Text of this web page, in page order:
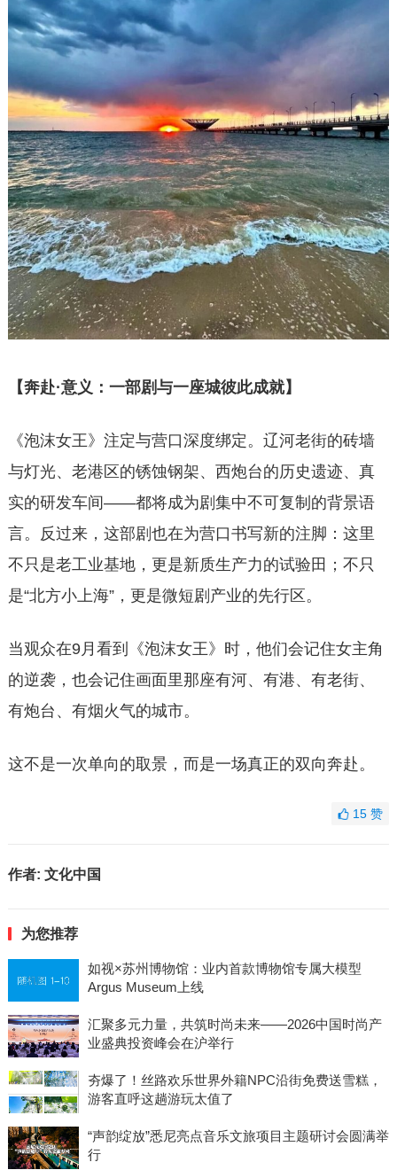
【奔赴·意义：一部剧与一座城彼此成就】
《泡沫女王》注定与营口深度绑定。辽河老街的砖墙
与灯光、老港区的锈蚀钢架、西炮台的历史遗迹、真
实的研发车间——都将成为剧集中不可复制的背景语
言。反过来，这部剧也在为营口书写新的注脚：这里
不只是老工业基地，更是新质生产力的试验田；不只
是“北方小上海”，更是微短剧产业的先行区。
当观众在9月看到《泡沫女王》时，他们会记住女主角
的逆袭，也会记住画面里那座有河、有港、有老街、
有炮台、有烟火气的城市。
这不是一次单向的取景，而是一场真正的双向奔赴。
15赞
作者: 文化中国
为您推荐
如视×苏州博物馆：业内首款博物馆专属大模型
Argus Museum上线
汇聚多元力量，共筑时尚未来——2026中国时尚产
业盛典投资峰会在沪举行
夯爆了！丝路欢乐世界外籍NPC沿街免费送雪糕，
游客直呼这趟游玩太值了
“声韵绽放”悉尼亮点音乐文旅项目主题研讨会圆满举
行